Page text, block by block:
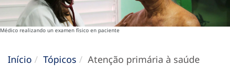
Médico realizando un examen físico en paciente
Início Tópicos Atenção primária à saúde